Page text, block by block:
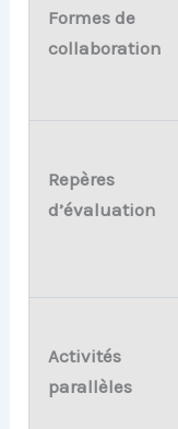
Formes de
collaboration
Repères
d’évaluation
Activités
parallèles